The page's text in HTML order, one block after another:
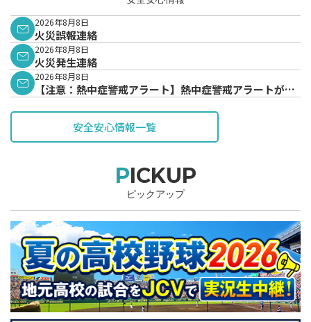
2026年8月8日
火災誤報連絡
2026年8月8日
火災発生連絡
2026年8月8日
【注意：熱中症警戒アラート】熱中症警戒アラートが発
安全安心情報一覧
PICKUP
ピックアップ